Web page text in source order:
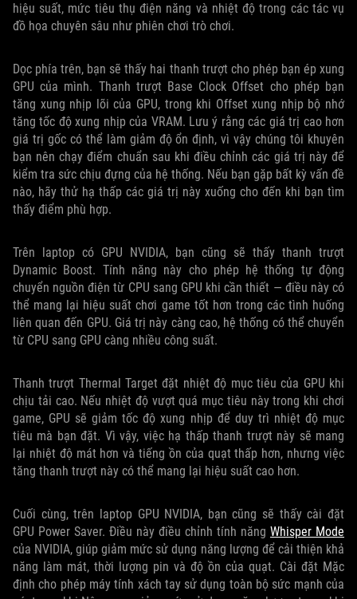
hiệu suất, mức tiêu thụ điện năng và nhiệt độ trong các tác vụ
đồ họa chuyên sâu như phiên chơi trò chơi.
Dọc phía trên, bạn sẽ thấy hai thanh trượt cho phép bạn ép xung
GPU của mình. Thanh trượt Base Clock Offset cho phép bạn
tăng xung nhịp lõi của GPU, trong khi Offset xung nhịp bộ nhớ
tăng tốc độ xung nhịp của VRAM. Lưu ý rằng các giá trị cao hơn
giá trị gốc có thể làm giảm độ ổn định, vì vậy chúng tôi khuyên
bạn nên chạy điểm chuẩn sau khi điều chỉnh các giá trị này để
kiểm tra sức chịu đựng của hệ thống. Nếu bạn gặp bất kỳ vấn đề
nào, hãy thử hạ thấp các giá trị này xuống cho đến khi bạn tìm
thấy điểm phù hợp.
Trên laptop có GPU NVIDIA, bạn cũng sẽ thấy thanh trượt
Dynamic Boost. Tính năng này cho phép hệ thống tự động
chuyển nguồn điện từ CPU sang GPU khi cần thiết — điều này có
thể mang lại hiệu suất chơi game tốt hơn trong các tình huống
liên quan đến GPU. Giá trị này càng cao, hệ thống có thể chuyển
từ CPU sang GPU càng nhiều công suất.
Thanh trượt Thermal Target đặt nhiệt độ mục tiêu của GPU khi
chịu tải cao. Nếu nhiệt độ vượt quá mục tiêu này trong khi chơi
game, GPU sẽ giảm tốc độ xung nhịp để duy trì nhiệt độ mục
tiêu mà bạn đặt. Vì vậy, việc hạ thấp thanh trượt này sẽ mang
lại nhiệt độ mát hơn và tiếng ồn của quạt thấp hơn, nhưng việc
tăng thanh trượt này có thể mang lại hiệu suất cao hơn.
Cuối cùng, trên laptop GPU NVIDIA, bạn cũng sẽ thấy cài đặt
GPU Power Saver. Điều này điều chỉnh tính năng Whisper Mode
của NVIDIA, giúp giảm mức sử dụng năng lượng để cải thiện khả
năng làm mát, thời lượng pin và độ ồn của quạt. Cài đặt Mặc
định cho phép máy tính xách tay sử dụng toàn bộ sức mạnh của